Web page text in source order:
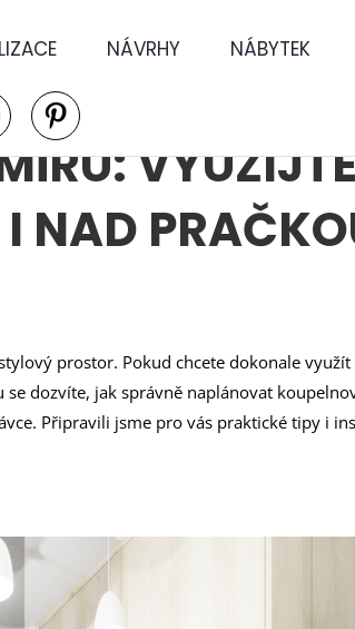
NÁVRHY NÁBYTEK
NAD
prostor. Pokud chcete dokonale
dozvíte, jak správně naplánovat
Připravili jsme pro vás praktické tipy i